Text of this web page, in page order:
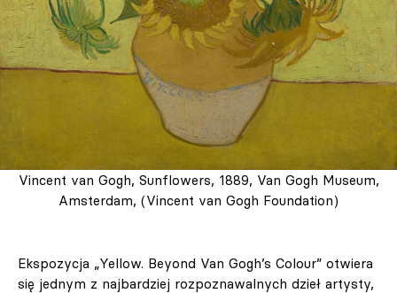
Vincent van Gogh, Sunflowers, 1889, Van Gogh Museum,
Amsterdam, (Vincent van Gogh Foundation)
Ekspozycja „Yellow. Beyond Van Gogh’s Colour” otwiera
się jednym z najbardziej rozpoznawalnych dzieł artysty,